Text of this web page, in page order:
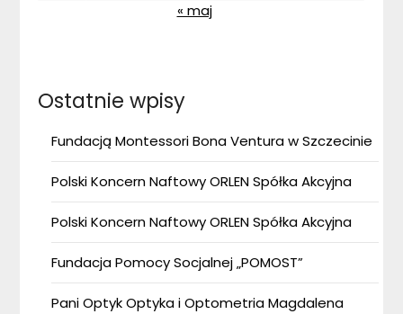
« maj
Ostatnie wpisy
Fundacją Montessori Bona Ventura w Szczecinie
Polski Koncern Naftowy ORLEN Spółka Akcyjna
Polski Koncern Naftowy ORLEN Spółka Akcyjna
Fundacja Pomocy Socjalnej „POMOST”
Pani Optyk Optyka i Optometria Magdalena